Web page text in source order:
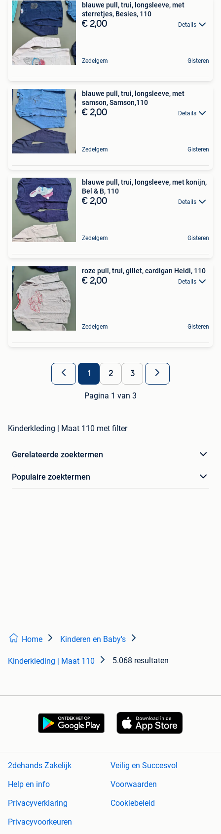
blauwe pull, trui, longsleeve, met
sterretjes, Besies, 110
€ 2,00 Details
Zedelgem Gisteren
blauwe pull, trui, longsleeve, met
samson, Samson,110
€ 2,00 Details
Zedelgem Gisteren
blauwe pull, trui, longsleeve, met konijn,
Bel & B, 110
€ 2,00 Details
Zedelgem Gisteren
roze pull, trui, gillet, cardigan Heidi, 110
€ 2,00 Details
Zedelgem Gisteren
1 2 3
Pagina 1 van 3
Kinderkleding | Maat 110 met filter
Gerelateerde zoektermen
Populaire zoektermen
Home Kinderen en Baby's
Kinderkleding | Maat 110 5.068 resultaten
2dehands Zakelijk
Veilig en Succesvol
Help en info
Voorwaarden
Privacyverklaring
Cookiebeleid
Privacyvoorkeuren